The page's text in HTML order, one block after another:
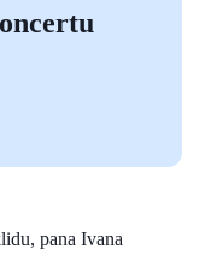
pana Ivana